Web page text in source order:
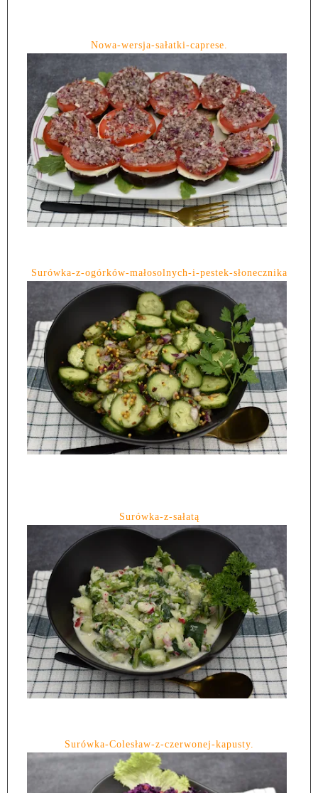
Nowa-wersja-sałatki-caprese.
Surówka-z-ogórków-małosolnych-i-pestek-słonecznika
Surówka-z-sałatą
Surówka-Colesław-z-czerwonej-kapusty.